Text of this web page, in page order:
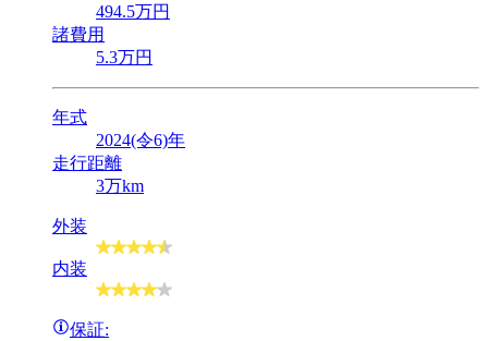
494.5万円
諸費用
5.3万円
年式
2024(令6)年
走行距離
3万km
外装
内装
保証: